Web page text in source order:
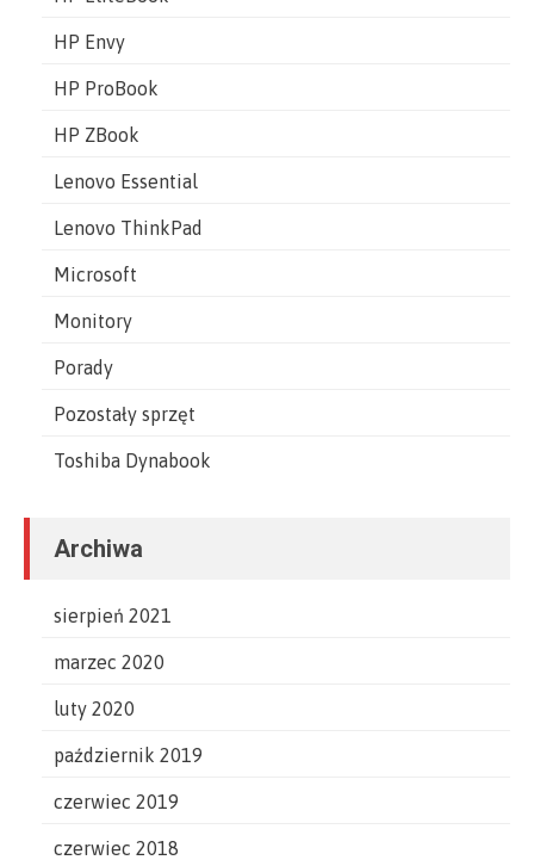
HP Envy
HP ProBook
HP ZBook
Lenovo Essential
Lenovo ThinkPad
Microsoft
Monitory
Porady
Pozostały sprzęt
Toshiba Dynabook
Archiwa
sierpień 2021
marzec 2020
luty 2020
październik 2019
czerwiec 2019
czerwiec 2018